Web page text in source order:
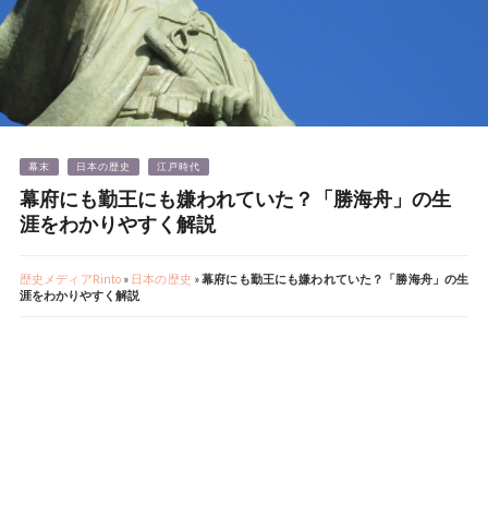
幕末 日本の歴史 江戸時代
幕府にも勤王にも嫌われていた？「勝海舟」の生
涯をわかりやすく解説
歴史メディアRinto» 日本の歴史 »幕府にも勤王にも嫌われていた？「勝海舟」の生
涯をわかりやすく解説